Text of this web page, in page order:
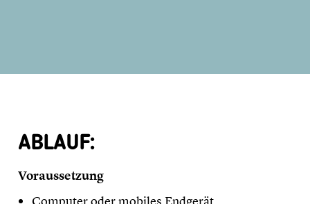
ABLAUF:
Voraussetzung